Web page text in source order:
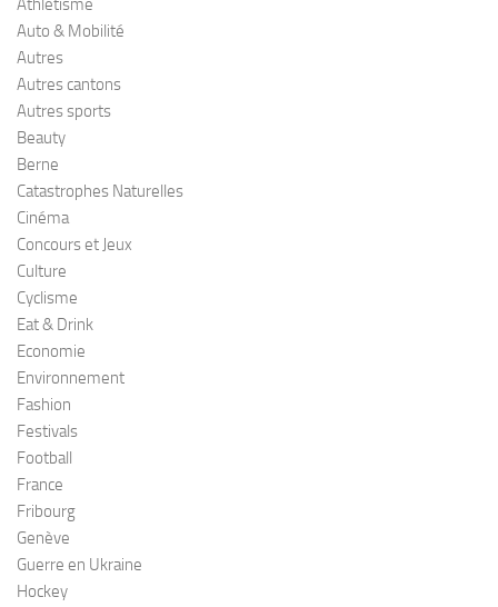
Athlétisme
Auto & Mobilité
Autres
Autres cantons
Autres sports
Beauty
Berne
Catastrophes Naturelles
Cinéma
Concours et Jeux
Culture
Cyclisme
Eat & Drink
Economie
Environnement
Fashion
Festivals
Football
France
Fribourg
Genève
Guerre en Ukraine
Hockey